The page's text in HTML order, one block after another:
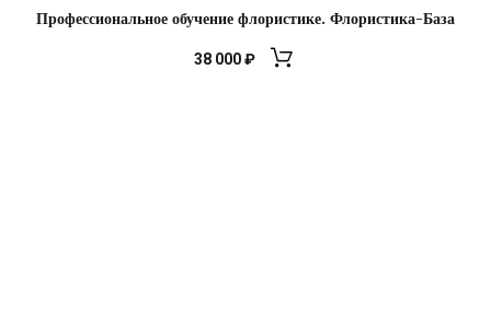
Профессиональное обучение флористике. Флористика-База
38 000₽